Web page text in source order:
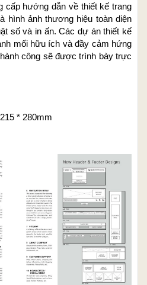
cấp hướng dẫn về thiết kế trang
hình ảnh thương hiệu toàn diện
số và in ấn. Các dự án thiết kế
mối hữu ích và đầy cảm hứng
công sẽ được trình bày trực
* 280mm